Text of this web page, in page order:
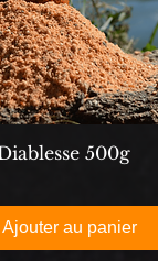
500g
Ajouter au panier